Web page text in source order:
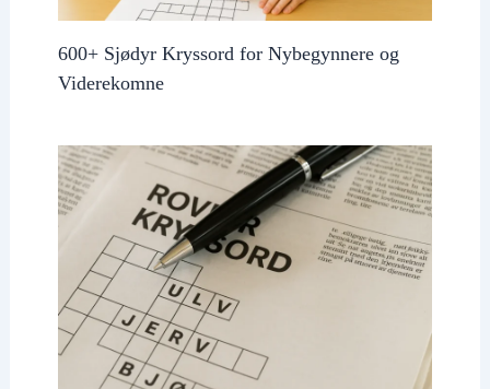
600+ Sjødyr Kryssord for Nybegynnere og
Viderekomne